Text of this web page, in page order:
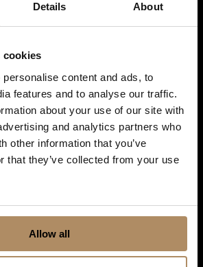
Details About
cookies
content and ads, to
features and to analyse our traffic.
about your use of our site with
and analytics partners who
other information that you’ve
that they’ve collected from your use
Allow all